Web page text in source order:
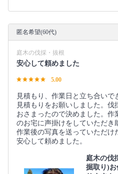
匿名希望(60代)
庭木の伐採・抜根
安心して頼めました
5.00
見積もり、作業日と立ち合いで
見積もりをお願いしました。
おさまったので決めました。作
のお宅に声掛けをしていただき
作業後の写真を送っていただけ
安心して頼めました。
庭木の伐
掘取り)